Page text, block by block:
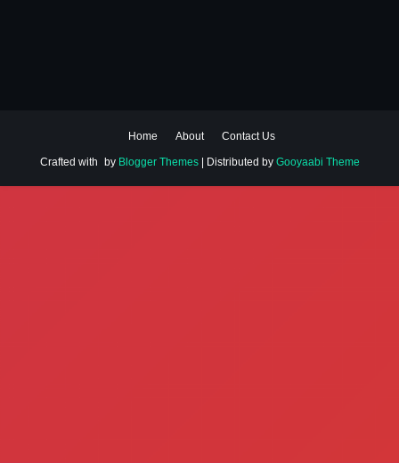
Home About Contact Us
Crafted with by Blogger Themes| Distributed by Gooyaabi Theme